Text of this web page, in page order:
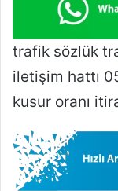
trafik sözlük
iletişim hattı
kusur oranı